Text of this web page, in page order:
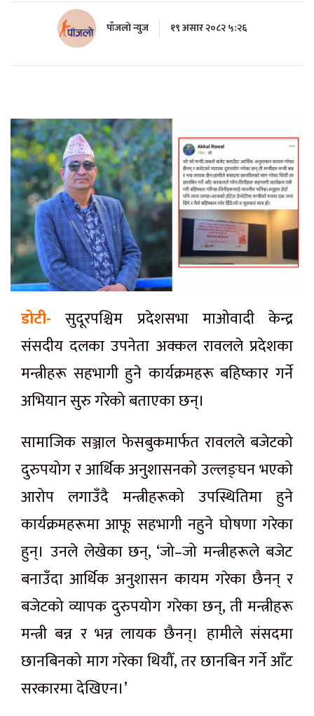
पाँजलो न्युज १९ असार २०८२ ५:२६
डोटी- सुदूरपश्चिम प्रदेशसभा माओवादी केन्द्र
संसदीय दलका उपनेता अक्कल रावलले प्रदेशका
मन्त्रीहरू सहभागी हुने कार्यक्रमहरू बहिष्कार गर्ने
अभियान सुरु गरेको बताएका छन्।
सामाजिक सञ्जाल फेसबुकमार्फत रावलले बजेटको
दुरुपयोग र आर्थिक अनुशासनको उल्लङ्घन भएको
आरोप लगाउँदै मन्त्रीहरूको उपस्थितिमा हुने
कार्यक्रमहरूमा आफू सहभागी नहुने घोषणा गरेका
हुन्। उनले लेखेका छन्, ‘जो–जो मन्त्रीहरूले बजेट
बनाउँदा आर्थिक अनुशासन कायम गरेका छैनन् र
बजेटको व्यापक दुरुपयोग गरेका छन्, ती मन्त्रीहरू
मन्त्री बन्न र भन्न लायक छैनन्। हामीले संसदमा
छानबिनको माग गरेका थियौँ, तर छानबिन गर्ने आँट
सरकारमा देखिएन।’